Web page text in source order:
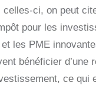
ci, on peut
pour les
les PME
bénéficier d’une
ce qui